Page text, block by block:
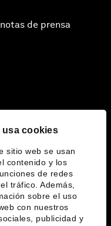
usa cookies
sitio web se usan
contenido y los
de redes
tráfico. Además,
sobre el uso
con nuestros
publicidad y
de prensa